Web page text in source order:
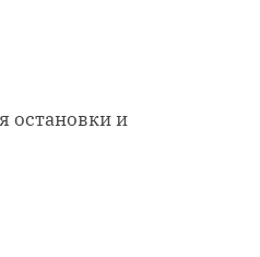
остановки и